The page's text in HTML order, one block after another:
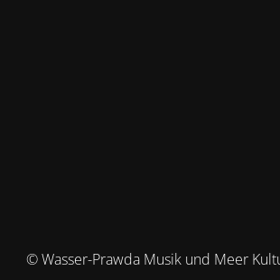
© Wasser-Prawda Musik und Meer